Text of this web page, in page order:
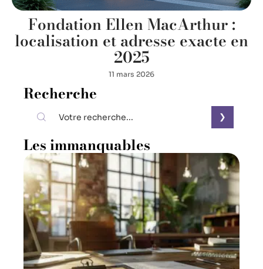
Fondation Ellen MacArthur :
localisation et adresse exacte en
2025
11 mars 2026
Recherche
Les immanquables